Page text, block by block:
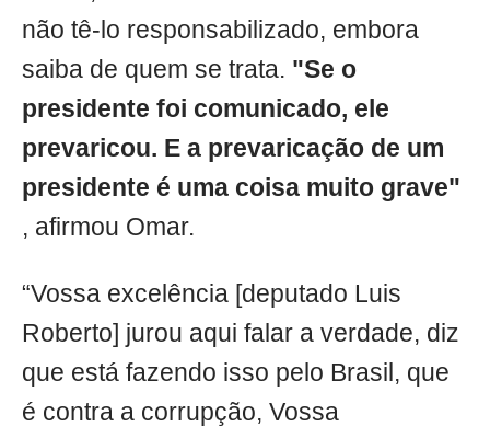
não tê-lo responsabilizado, embora
saiba de quem se trata. "Se o
presidente foi comunicado, ele
prevaricou. E a prevaricação de um
presidente é uma coisa muito grave"
, afirmou Omar.
“Vossa excelência [deputado Luis
Roberto] jurou aqui falar a verdade, diz
que está fazendo isso pelo Brasil, que
é contra a corrupção, Vossa